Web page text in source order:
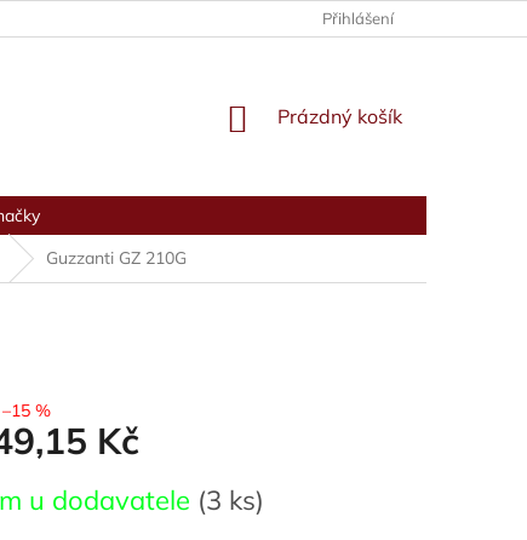
OSOBNÍCH ÚDAJŮ Přihlášení
NÁKUPNÍ
Prázdný košík
Guzzanti GZ 210G
–15 %
Kč
u dodavatele (3 ks)